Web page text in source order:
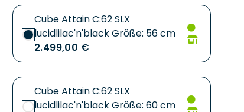
Cube Attain C:62 SLX
lucidlilac'n'black Größe: 56 cm
2.499,00 €
Cube Attain C:62 SLX
lucidlilac'n'black Größe: 60 cm